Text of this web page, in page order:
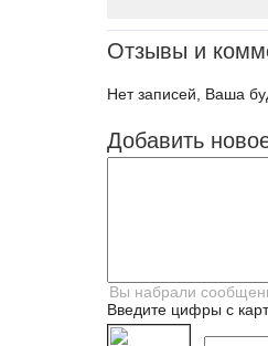
Отзывы и
Нет записей, Ваша
Добавить
Введите цифры с